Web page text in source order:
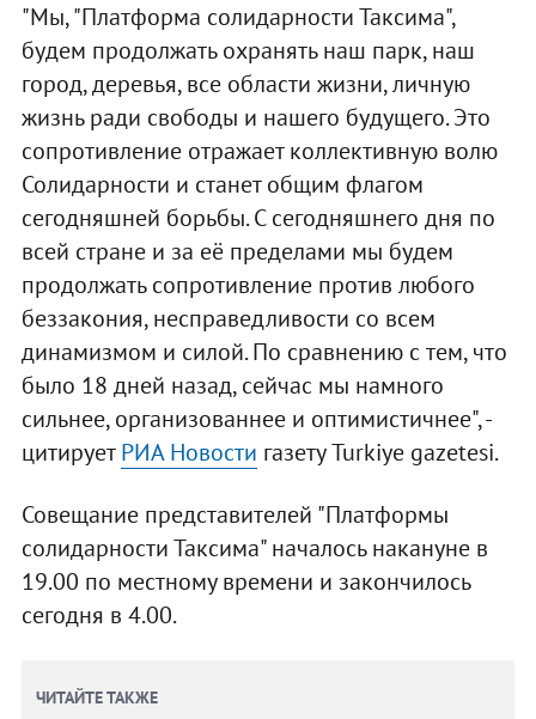
"Мы, "Платформа солидарности Таксима",
будем продолжать охранять наш парк, наш
город, деревья, все области жизни, личную
жизнь ради свободы и нашего будущего. Это
сопротивление отражает коллективную волю
Солидарности и станет общим флагом
сегодняшней борьбы. С сегодняшнего дня по
всей стране и за её пределами мы будем
продолжать сопротивление против любого
беззакония, несправедливости со всем
динамизмом и силой. По сравнению с тем, что
было 18 дней назад, сейчас мы намного
сильнее, организованнее и оптимистичнее", -
цитируетРИА Новости газету Turkiye gazetesi.
Совещание представителей "Платформы
солидарности Таксима" началось накануне в
19.00 по местному времени и закончилось
сегодня в 4.00.
ЧИТАЙТЕ ТАКЖЕ